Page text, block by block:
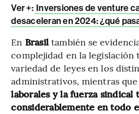
Ver +: Inversiones de venture
desaceleran en 2024: ¿qué
En Brasiltambién se
complejidad en la
variedad de leyes en los
administrativos, mientras que
laborales y la fuerza sindical
considerablemente en todo